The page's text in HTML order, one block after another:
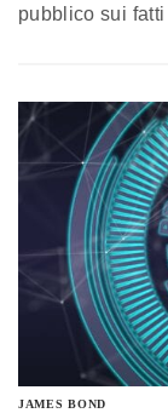
pubblico sui
Pescara
JAMES BOND